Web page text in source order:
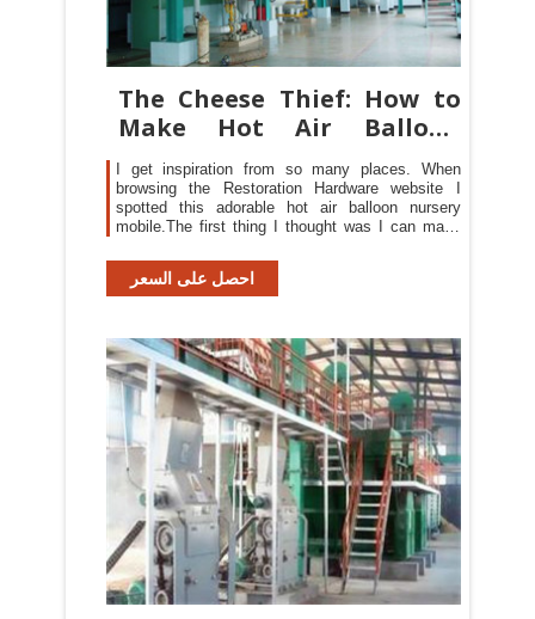
The Cheese Thief: How to
Make Hot Air Balloon
Ornament
I get inspiration from so many places. When
browsing the Restoration Hardware website I
spotted this adorable hot air balloon nursery
mobile.The first thing I thought was I can make
plastic Christmas ornament I bought at the 99
Cents Only store. There were some cute pink
احصل على السعر